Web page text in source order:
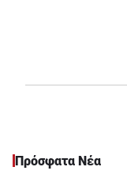
Πρόσφατα Νέα